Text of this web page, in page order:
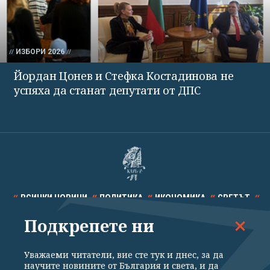
ИЗБОРИ 2026
Йордан Цонев и Стефка Костадинова не
успяха да станат депутати от ДПС
ВСИЧКИ НОВИНИ ПОЛИТИКА ИКОНОМИКА СВЕТЪТ
СПОРТ КУЛТУРА ТЕХНОЛОГИИ КАЛЕЙДОСКОП
Подкрепете ни
Уважаеми читатели, вие сте тук и днес, за да
научите новините от България и света, и да